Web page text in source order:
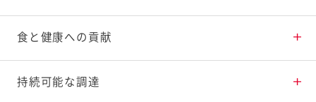
社外からの評価
水資源の持続的利用
生物多様性の保全活動
食と健康への貢献
健康寿命延伸への貢献
持続可能な調達